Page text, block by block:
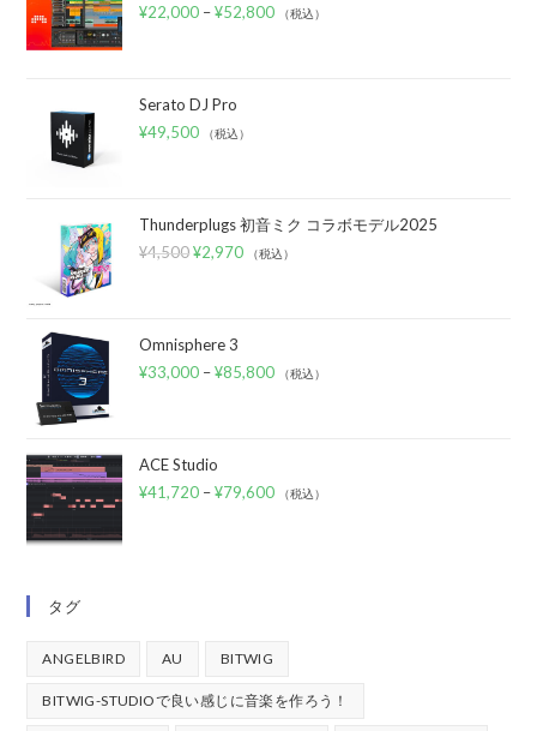
¥22,000 –¥52,800 （税込）
Serato DJ Pro
¥49,500 （税込）
Thunderplugs 初音ミク コラボモデル2025
¥4,500 ¥2,970 （税込）
Omnisphere 3
¥33,000 –¥85,800 （税込）
ACE Studio
¥41,720 –¥79,600 （税込）
タグ
ANGELBIRD AU BITWIG
BITWIG-STUDIOで良い感じに音楽を作ろう！